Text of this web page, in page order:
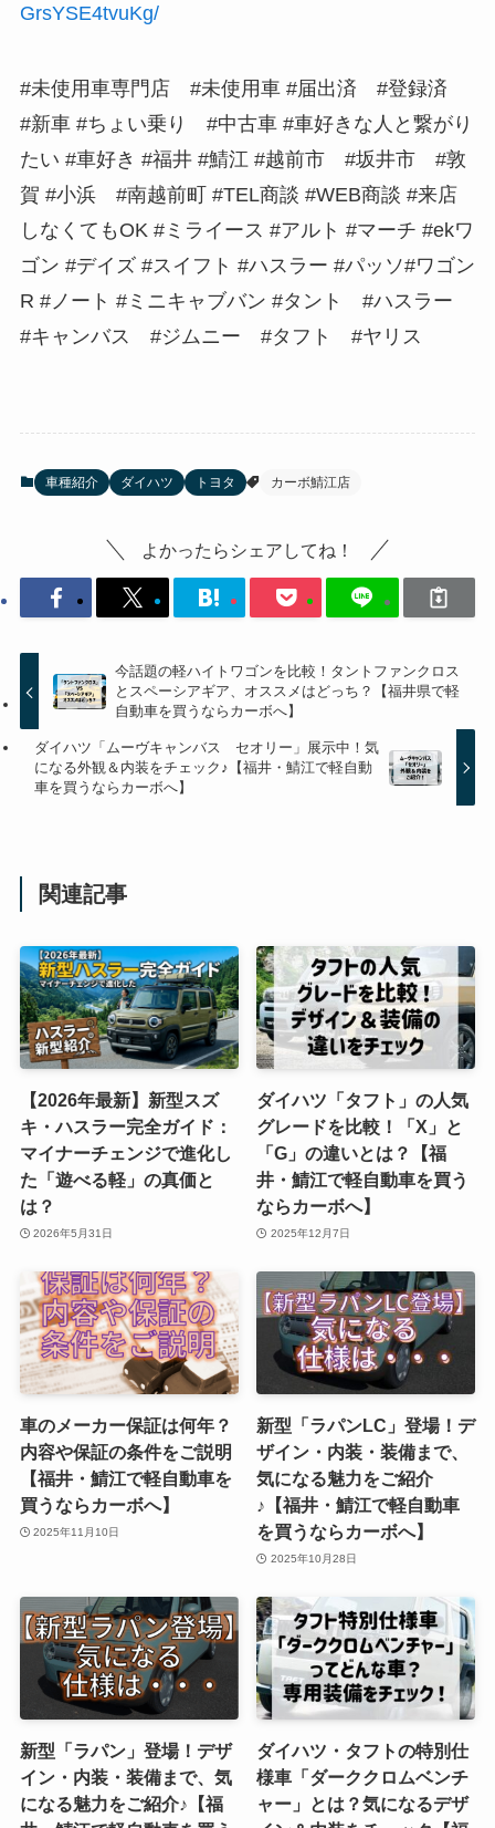
GrsYSE4tvuKg/
#未使用車専門店 #未使用車 #届出済 #登録済
#新車 #ちょい乗り #中古車 #車好きな人と繋がり
たい #車好き #福井 #鯖江 #越前市 #坂井市 #敦
賀 #小浜 #南越前町 #TEL商談 #WEB商談 #来店
しなくてもOK #ミライース #アルト #マーチ #ekワ
ゴン #デイズ #スイフト #ハスラー #パッソ#ワゴン
R #ノート #ミニキャブバン #タント #ハスラー
#キャンバス #ジムニー #タフト #ヤリス
車種紹介 ダイハツ トヨタ カーボ鯖江店
よかったらシェアしてね！
今話題の軽ハイトワゴンを比較！タントファンクロス
とスペーシアギア、オススメはどっち？【福井県で軽
自動車を買うならカーボへ】
ダイハツ「ムーヴキャンバス セオリー」展示中！気
になる外観＆内装をチェック♪【福井・鯖江で軽自動
車を買うならカーボへ】
関連記事
【2026年最新】新型スズ
キ・ハスラー完全ガイド：
マイナーチェンジで進化し
た「遊べる軽」の真価と
は？
2026年5月31日
ダイハツ「タフト」の人気
グレードを比較！「X」と
「G」の違いとは？【福
井・鯖江で軽自動車を買う
ならカーボへ】
2025年12月7日
車のメーカー保証は何年？
内容や保証の条件をご説明
【福井・鯖江で軽自動車を
買うならカーボへ】
2025年11月10日
新型「ラパンLC」登場！デ
ザイン・内装・装備まで、
気になる魅力をご紹介
♪【福井・鯖江で軽自動車
を買うならカーボへ】
2025年10月28日
新型「ラパン」登場！デザ
イン・内装・装備まで、気
になる魅力をご紹介♪【福
ダイハツ・タフトの特別仕
様車「ダーククロムベンチ
ャー」とは？気になるデザ